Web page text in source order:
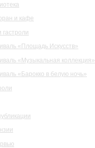
и кафе
гастроли
«Площадь Искусств»
«Музыкальная коллекция»
«Барокко в белую ночь»